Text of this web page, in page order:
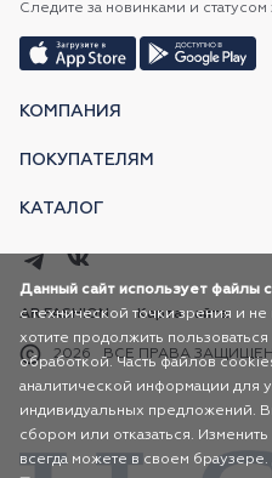
КОМПАНИЯ
ПОКУПАТЕЛЯМ
КАТАЛОГ
Следите за новинками и
2026 ВСЕ ПРАВА
AR FASHION Карта сайта
Данный сайт использует файлы
с технической точки зрения и
хотите продолжить
обработкой. Часть файлов
аналитической информации для
индивидуальных предложений.
сбором или отказаться.
всегда можете в своем